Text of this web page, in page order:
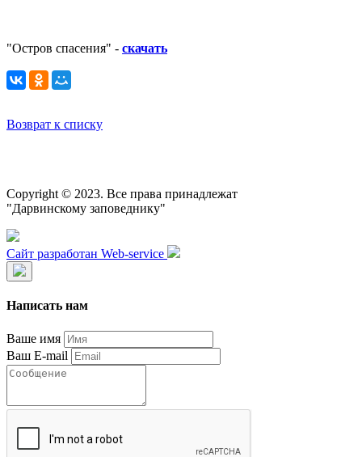
"Остров спасения" - cкачать
Возврат к списку
Copyright © 2023. Все права принадлежат
"Дарвинскому заповеднику"
Сайт разработан Web-service
Написать нам
Ваше имя
Ваш E-mail